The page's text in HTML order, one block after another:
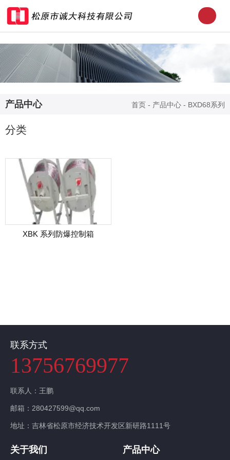
产品中心 首页 - 产品中心 - BXD68系列
分类
XBK 系列防爆控制箱
联系方式
13756769977
联系人：王鹏
邮箱：280427599@qq.com
地址：吉林省松原市经济技术开发区新研路1111号
关于我们 产品中心